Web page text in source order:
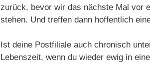
zurück, bevor wir das nächste Mal vor
stehen. Und treffen dann hoffentlich
Ist deine Postfiliale auch chronisch
Lebenszeit, wenn du wieder ewig in